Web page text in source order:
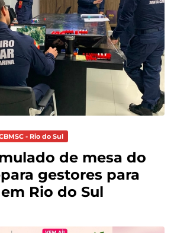
- Rio do Sul
de mesa do
gestores para
Rio do Sul